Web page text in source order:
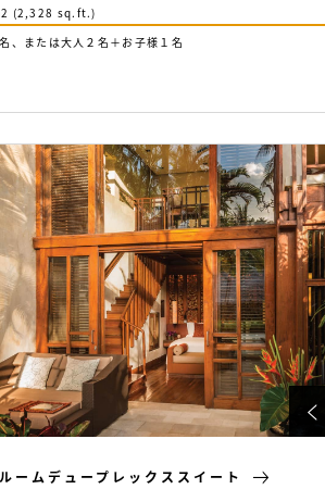
(2,328 sq.ft.)
、または大人２名＋お子様１名
ームデュープレックススイート